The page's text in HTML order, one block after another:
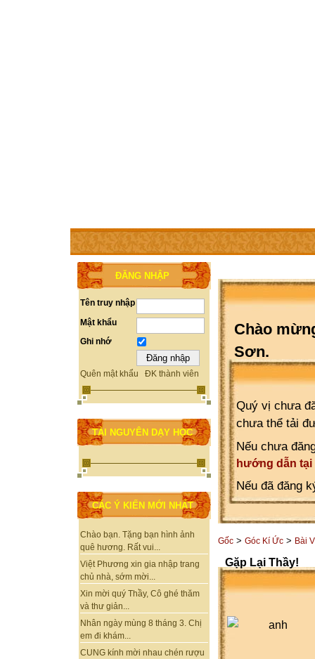
TRANG CHỦ THÀNH VIÊN TRỢ GIÚP WEBSITE
ĐĂNG NHẬP
Tên truy nhập
Mật khẩu
Ghi nhớ
Quên mật khẩu ĐK thành viên
TÀI NGUYÊN DẠY HỌC
CÁC Ý KIẾN MỚI NHẤT
Chào bạn. Tặng bạn hình ảnh
quê hương. Rất vui...
Việt Phương xin gia nhập trang
chủ nhà, sớm mời...
Xin mời quý Thầy, Cô ghé thăm
và thư giản...
Nhân ngày mùng 8 tháng 3. Chị
em đi khám...
CUNG kính mời nhau chén rượu
Chào
Sơn.
Quý vị chưa
chưa thể tải
Nếu chưa
hướng dẫn tại
Nếu đã đăng
Gốc > Góc Kí Ức > Bài
Gặp Lại Thầy!